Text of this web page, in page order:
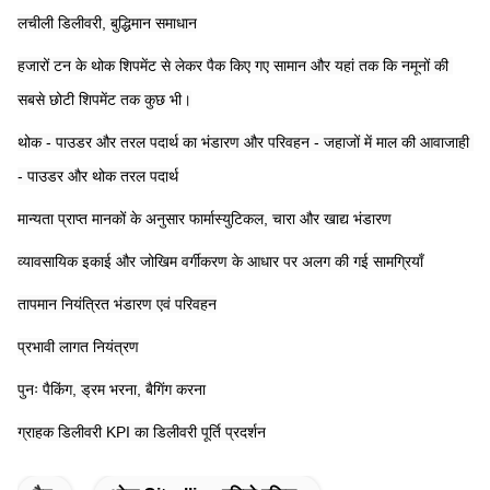
लचीली डिलीवरी, बुद्धिमान समाधान
हजारों टन के थोक शिपमेंट से लेकर पैक किए गए सामान और यहां तक ​​कि नमूनों की
सबसे छोटी शिपमेंट तक कुछ भी।
थोक - पाउडर और तरल पदार्थ का भंडारण और परिवहन - जहाजों में माल की आवाजाही
- पाउडर और थोक तरल पदार्थ
मान्यता प्राप्त मानकों के अनुसार फार्मास्युटिकल, चारा और खाद्य भंडारण
व्यावसायिक इकाई और जोखिम वर्गीकरण के आधार पर अलग की गई सामग्रियाँ
तापमान नियंत्रित भंडारण एवं परिवहन
प्रभावी लागत नियंत्रण
पुनः पैकिंग, ड्रम भरना, बैगिंग करना
ग्राहक डिलीवरी KPI का डिलीवरी पूर्ति प्रदर्शन